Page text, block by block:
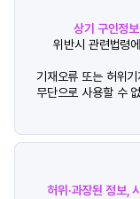
상기 구인정
위반시 관련법령
기재오류 또는 허위
무단으로 사용할 수
허위·과장된 정보,